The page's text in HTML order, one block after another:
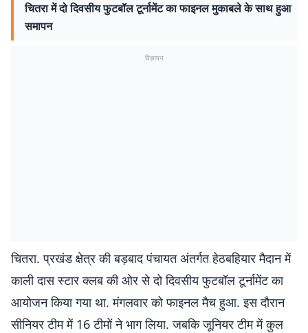
चितरा में दो दिवसीय फुटबॉल टूर्नामेंट का फाइनल मुकाबले के साथ हुआ
समापन
विज्ञापन
चितरा. प्रखंड क्षेत्र की बड़बाद पंचायत अंतर्गत हेठबहियार मैदान में
काली दास स्टार क्लब की ओर से दो दिवसीय फुटबॉल टूर्नामेंट का
आयोजन किया गया था. मंगलवार को फाइनल मैच हुआ. इस दौरान
सीनियर टीम में 16 टीमों ने भाग लिया. जबकि जूनियर टीम में कुल